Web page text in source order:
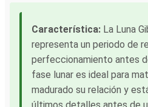
Característica: La Luna
representa un periodo de
perfeccionamiento antes
fase lunar es ideal para
madurado su relación y